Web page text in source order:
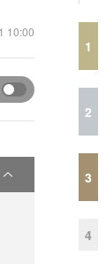
10:00
1
2
3
4